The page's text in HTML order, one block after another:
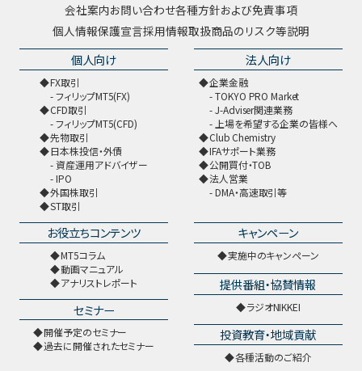
会社案内お問い合わせ各種方針および免責事項
個人情報保護宣言採用情報取扱商品のリスク等説明
個人向け
FX取引
フィリップMT5(FX)
CFD取引
フィリップMT5(CFD)
先物取引
日本株投信・外債
資産運用アドバイザー
IPO
外国株取引
ST取引
法人向け
企業金融
TOKYO PRO Market
J-Adviser関連業務
上場を希望する企業の皆様へ
Club Chemistry
IFAサポート業務
公開買付・TOB
法人営業
DMA・高速取引等
お役立ちコンテンツ
MT5コラム
動画マニュアル
アナリストレポート
セミナー
開催予定のセミナー
過去に開催されたセミナー
キャンペーン
実施中のキャンペーン
提供番組・協賛情報
ラジオNIKKEI
投資教育・地域貢献
各種活動のご紹介